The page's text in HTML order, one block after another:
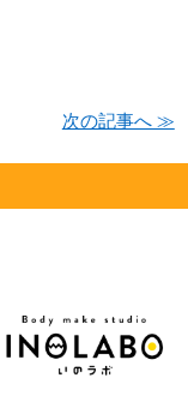
次の記事へ ≫